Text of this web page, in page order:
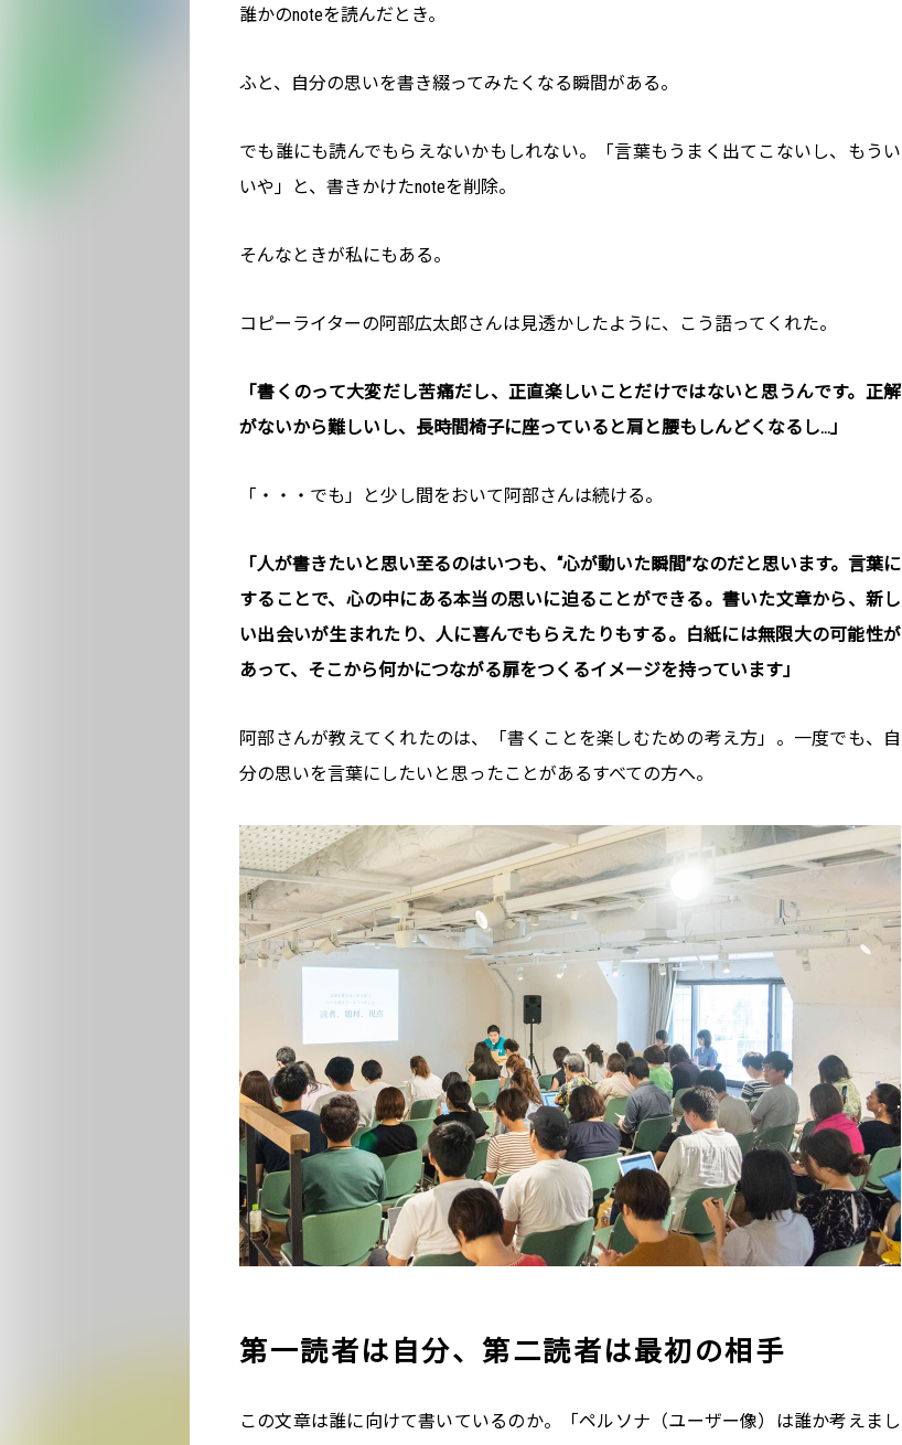
誰かのnoteを読んだとき。
ふと、自分の思いを書き綴ってみたくなる瞬間がある。
でも誰にも読んでもらえないかもしれない。「言葉もうまく出てこないし、もうい
いや」と、書きかけたnoteを削除。
そんなときが私にもある。
コピーライターの阿部広太郎さんは見透かしたように、こう語ってくれた。
「書くのって大変だし苦痛だし、正直楽しいことだけではないと思うんです。正解
がないから難しいし、長時間椅子に座っていると肩と腰もしんどくなるし…」
「・・・でも」と少し間をおいて阿部さんは続ける。
「人が書きたいと思い至るのはいつも、“心が動いた瞬間”なのだと思います。言葉に
することで、心の中にある本当の思いに迫ることができる。書いた文章から、新し
い出会いが生まれたり、人に喜んでもらえたりもする。白紙には無限大の可能性が
あって、そこから何かにつながる扉をつくるイメージを持っています」
阿部さんが教えてくれたのは、「書くことを楽しむための考え方」。一度でも、自
分の思いを言葉にしたいと思ったことがあるすべての方へ。
第一読者は自分、第二読者は最初の相手
この文章は誰に向けて書いているのか。「ペルソナ（ユーザー像）は誰か考えまし